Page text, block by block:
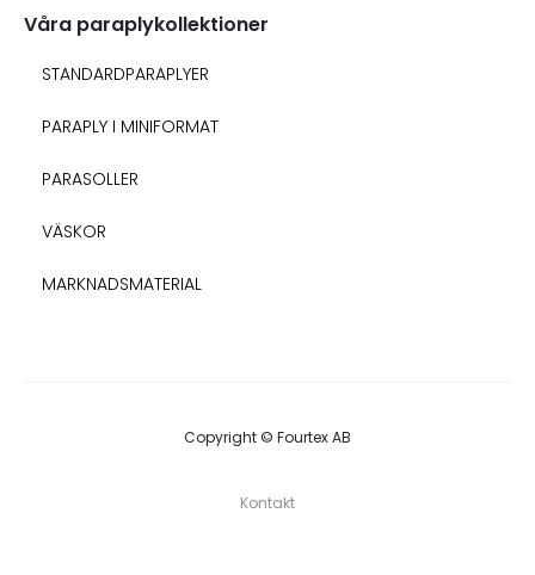
Våra paraplykollektioner
STANDARDPARAPLYER
PARAPLY I MINIFORMAT
PARASOLLER
VÄSKOR
MARKNADSMATERIAL
Copyright © Fourtex AB
Kontakt